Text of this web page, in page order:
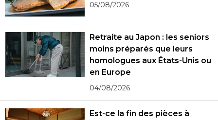
05/08/2026
Retraite au Japon : les seniors
moins préparés que leurs
homologues aux États-Unis ou
en Europe
04/08/2026
Est-ce la fin des pièces à